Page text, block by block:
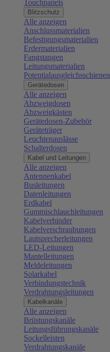
Touchpanels
Blitzschutz
Alle anzeigen
Anschlussmaterialien
Befestigungsmaterialien
Erdermaterialien
Fangstangen
Leitungsmaterialien
Potentialausgleichsschienen
Gerätedosen
Alle anzeigen
Abzweigdosen
Abzweigkästen
Gerätedosen-Zubehör
Geräteträger
Leuchtenauslässe
Schalterdosen
Kabel und Leitungen
Alle anzeigen
Antennenkabel
Busleitungen
Datenleitungen
Erdkabel
Gummischlauchleitungen
Kabelverbinder
Kabelverschraubungen
Lautsprecherleitungen
LED-Leitungen
Mantelleitungen
Meldeleitungen
Solarkabel
Verbindungstechnik
Verdrahtungsleitungen
Kabelkanäle
Alle anzeigen
Brüstungskanäle
Leitungsführungskanäle
Sockelleisten
Verdrahtungskanäle